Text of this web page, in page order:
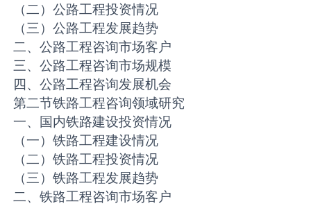
（二）公路工程投资情况
（三）公路工程发展趋势
二、公路工程咨询市场客户
三、公路工程咨询市场规模
四、公路工程咨询发展机会
第二节铁路工程咨询领域研究
一、国内铁路建设投资情况
（一）铁路工程建设情况
（二）铁路工程投资情况
（三）铁路工程发展趋势
二、铁路工程咨询市场客户